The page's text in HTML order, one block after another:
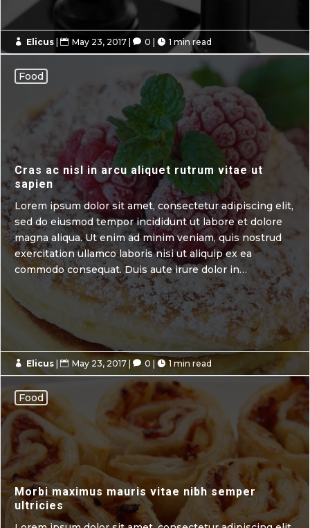
 Elicus  May 23, 2017  0  1 min read
Food
Cras ac nisl in arcu aliquet rutrum vitae ut
sapien
Lorem ipsum dolor sit amet, consectetur adipiscing elit,
sed do eiusmod tempor incididunt ut labore et dolore
magna aliqua. Ut enim ad minim veniam, quis nostrud
exercitation ullamco laboris nisi ut aliquip ex ea
commodo consequat. Duis aute irure dolor in…
 Elicus  May 23, 2017  0  1 min read
Food
Morbi maximus mauris vitae nibh semper
ultricies